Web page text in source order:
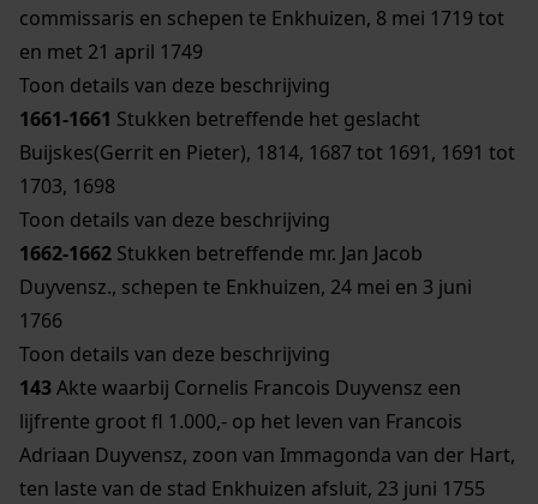
commissaris en schepen te Enkhuizen, 8 mei 1719 tot
en met 21 april 1749
Toon details van deze beschrijving
1661-1661 Stukken betreffende het geslacht
Buijskes(Gerrit en Pieter), 1814, 1687 tot 1691, 1691 tot
1703, 1698
Toon details van deze beschrijving
1662-1662 Stukken betreffende mr. Jan Jacob
Duyvensz., schepen te Enkhuizen, 24 mei en 3 juni
1766
Toon details van deze beschrijving
143Akte waarbij Cornelis Francois Duyvensz een
lijfrente groot fl 1.000,- op het leven van Francois
Adriaan Duyvensz, zoon van Immagonda van der Hart,
ten laste van de stad Enkhuizen afsluit, 23 juni 1755